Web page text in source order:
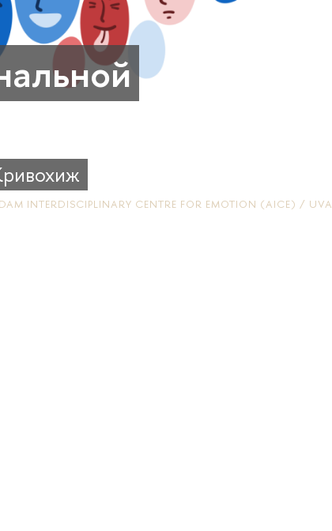
INTERDISCIPLINARY CENTRE FOR EMOTION (AICE) / UVA